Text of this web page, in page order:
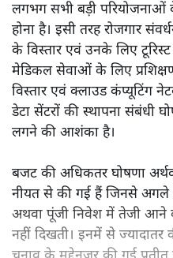
लगभग सभी बड़ी परियोजनाओं
होना है। इसी तरह रोजगार
के विस्तार एवं उनके लिए
मेडिकल सेवाओं के लिए
विस्तार एवं क्लाउड कंप्यूटिंग
डेटा सेंटरों की स्थापना संबंधी
लगने की आशंका है।
बजट की अधिकतर घोषणा
नीयत से की गई हैं जिनसे अगले
अथवा पूंजी निवेश में तेजी आने
नहीं दिखती। इनमें से